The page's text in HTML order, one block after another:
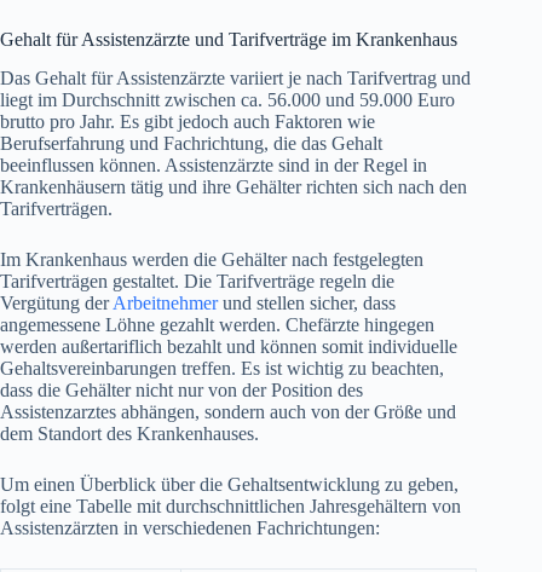
Gehalt für Assistenzärzte und Tarifverträge im Krankenhaus
Das Gehalt für Assistenzärzte variiert je nach Tarifvertrag und
liegt im Durchschnitt zwischen ca. 56.000 und 59.000 Euro
brutto pro Jahr. Es gibt jedoch auch Faktoren wie
Berufserfahrung und Fachrichtung, die das Gehalt
beeinflussen können. Assistenzärzte sind in der Regel in
Krankenhäusern tätig und ihre Gehälter richten sich nach den
Tarifverträgen.
Im Krankenhaus werden die Gehälter nach festgelegten
Tarifverträgen gestaltet. Die Tarifverträge regeln die
Vergütung derArbeitnehmerund stellen sicher, dass
angemessene Löhne gezahlt werden. Chefärzte hingegen
werden außertariflich bezahlt und können somit individuelle
Gehaltsvereinbarungen treffen. Es ist wichtig zu beachten,
dass die Gehälter nicht nur von der Position des
Assistenzarztes abhängen, sondern auch von der Größe und
dem Standort des Krankenhauses.
Um einen Überblick über die Gehaltsentwicklung zu geben,
folgt eine Tabelle mit durchschnittlichen Jahresgehältern von
Assistenzärzten in verschiedenen Fachrichtungen: